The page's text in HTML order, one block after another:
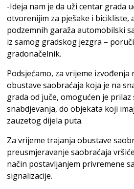
-Ideja nam je da uži centar grada
otvorenijim za pješake i bicikliste,
podzemnih garaža automobilski
iz samog gradskog jezgra –
gradonačelnik.
Podsjećamo, za vrijeme izvođenja
obustave saobraćaja koja je na
grada od juče, omogućen je
snabdjevanja, do objekata koji
zauzetog dijela puta.
Za vrijeme trajanja obustave
preusmjeravanje saobraćaja
način postavljanjem privremene
signalizacije.